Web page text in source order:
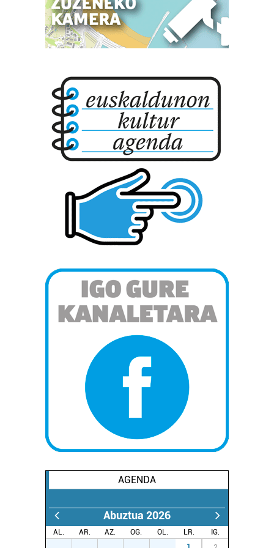
AGENDA
Abuztua 2026
AL. AR. AZ. OG. OL. LR.
IG.